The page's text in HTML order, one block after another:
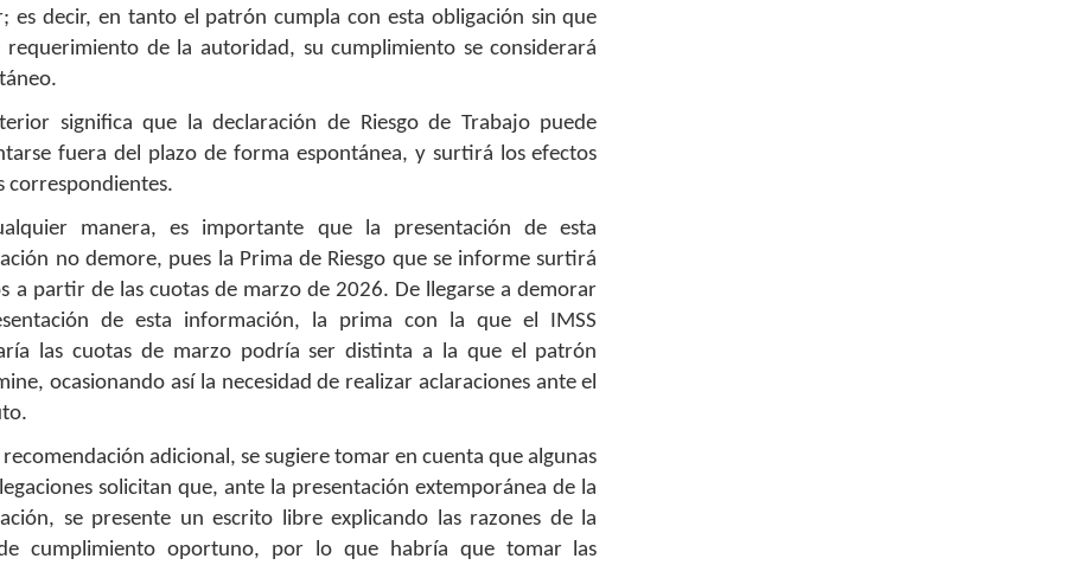
es decir, en tanto el patrón cumpla con esta obligación sin que
requerimiento de la autoridad, su cumplimiento se considerará
significa que la declaración de Riesgo de Trabajo puede
fuera del plazo de forma espontánea, y surtirá los efectos
correspondientes.
manera, es importante que la presentación de esta
no demore, pues la Prima de Riesgo que se informe surtirá
a partir de las cuotas de marzo de 2026. De llegarse a demorar
de esta información, la prima con la que el IMSS
las cuotas de marzo podría ser distinta a la que el patrón
ocasionando así la necesidad de realizar aclaraciones ante el
adicional, se sugiere tomar en cuenta que algunas
solicitan que, ante la presentación extemporánea de la
se presente un escrito libre explicando las razones de la
cumplimiento oportuno, por lo que habría que tomar las